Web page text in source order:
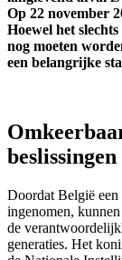
Op 22 november
Hoewel het
nog moeten
een belangrijke
Doordat België
ingenomen,
de
generaties. Het